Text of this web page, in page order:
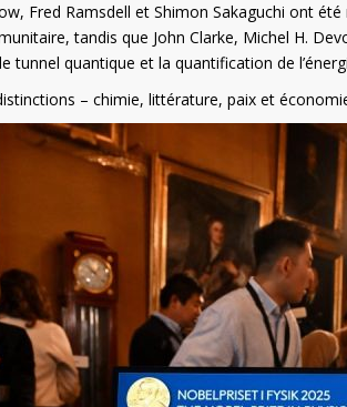
Fred Ramsdell et Shimon Sakaguchi ont
tandis que John Clarke, Michel H.
tunnel quantique et la quantification de
– chimie, littérature, paix et